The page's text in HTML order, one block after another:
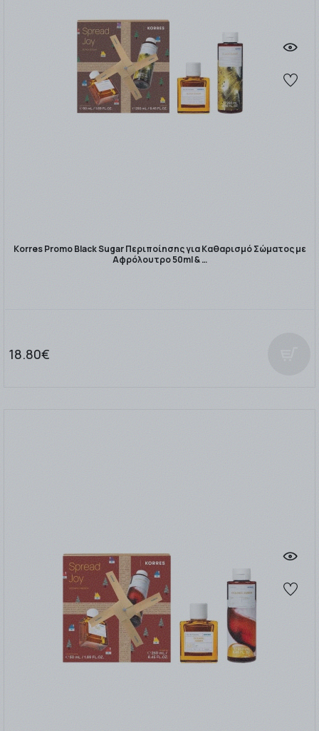
Korres Promo Black Sugar Περιποίησης για Καθαρισμό Σώματος με
Αφρόλουτρο 50ml & …
18.80€